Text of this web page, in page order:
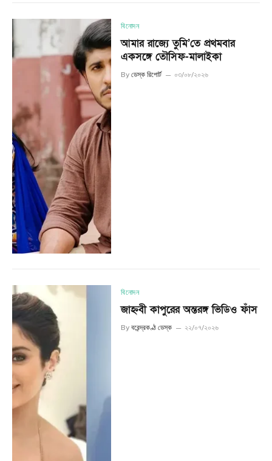
বিনোদন
আমার রাজ্যে তুমি’তে প্রথমবার
একসঙ্গে তৌসিফ-মালাইকা
By ডেস্ক রিপোর্ট ০৩/০৮/২০২৬
বিনোদন
জাহ্নবী কাপুরের অন্তরঙ্গ ভিডিও ফাঁস
By বরেন্দ্রকণ্ঠ ডেস্ক ২২/০৭/২০২৬